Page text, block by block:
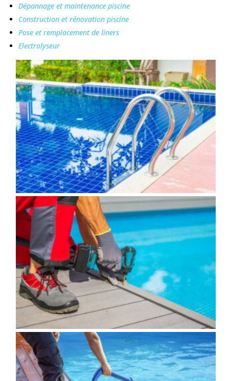
Dépannage et maintenance piscine
Construction et rénovation piscine
Pose et remplacement de liners
Electrolyseur